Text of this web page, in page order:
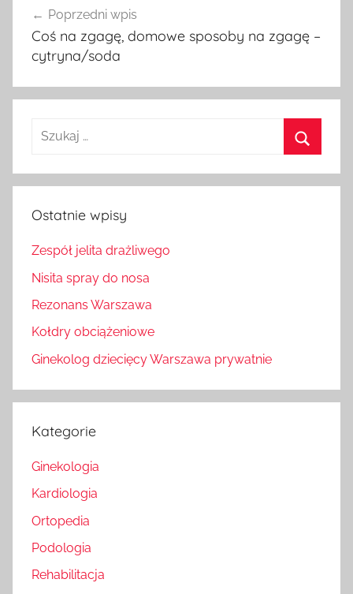
wpisu
Poprzedni wpis
Coś na zgagę, domowe sposoby na zgagę –
cytryna/soda
Szukaj:
Ostatnie wpisy
Zespół jelita drażliwego
Nisita spray do nosa
Rezonans Warszawa
Kołdry obciążeniowe
Ginekolog dziecięcy Warszawa prywatnie
Kategorie
Ginekologia
Kardiologia
Ortopedia
Podologia
Rehabilitacja